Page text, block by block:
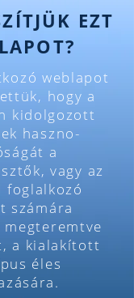
EZT
weblapot
hogy a
kidolgozott
haszno-
a
vagy az
foglalkozó
számára
megteremtve
a kialakított
éles